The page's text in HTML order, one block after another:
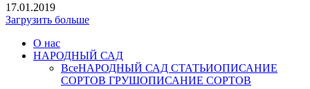
17.01.2019
Загрузить больше
О нас
НАРОДНЫЙ САД
ВсеНАРОДНЫЙ САД СТАТЬИОПИСАНИЕ
СОРТОВ ГРУШОПИСАНИЕ СОРТОВ